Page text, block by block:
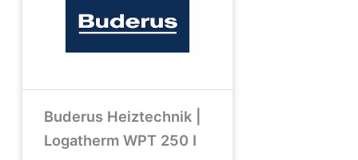
Buderus Heiztechnik |
Logatherm WPT 250 I